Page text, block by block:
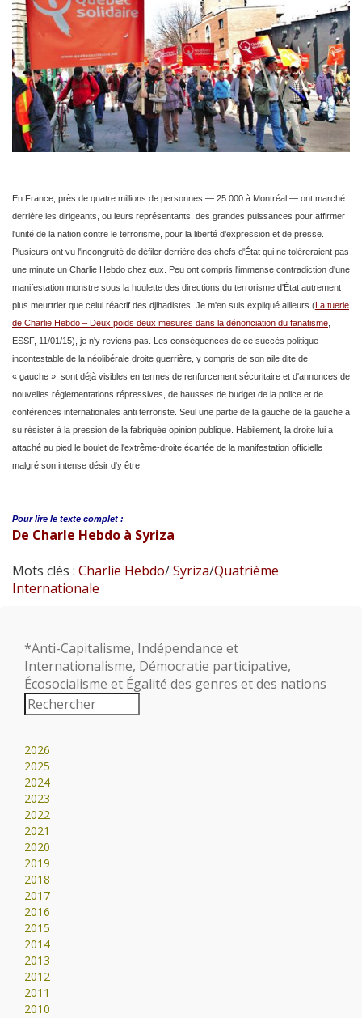
En France, près de quatre millions de personnes — 25 000 à Montréal — ont marché
derrière les dirigeants, ou leurs représentants, des grandes puissances pour affirmer
l'unité de la nation contre le terrorisme, pour la liberté d'expression et de presse.
Plusieurs ont vu l'incongruité de défiler derrière des chefs d'État qui ne toléreraient pas
une minute un Charlie Hebdo chez eux. Peu ont compris l'immense contradiction d'une
manifestation monstre sous la houlette des directions du terrorisme d'État autrement
plus meurtrier que celui réactif des djihadistes. Je m'en suis expliqué ailleurs (La tuerie
de Charlie Hebdo – Deux poids deux mesures dans la dénonciation du fanatisme
ESSF, 11/01/15), je n'y reviens pas. Les conséquences de ce succès politique
incontestable de la néolibérale droite guerrière, y compris de son aile dite de
« gauche », sont déjà visibles en termes de renforcement sécuritaire et d'annonces de
nouvelles réglementations répressives, de hausses de budget de la police et de
conférences internationales anti terroriste. Seul une partie de la gauche de la gauche a
su résister à la pression de la fabriquée opinion publique. Habilement, la droite lui a
attaché au pied le boulet de l'extrême-droite écartée de la manifestation officielle
malgré son intense désir d'y être.
Pour lire le texte complet :
De Charle Hebdo à Syriza
Mots clés : Charlie Hebdo/Syriza/Quatrième
Internationale
*Anti-Capitalisme, Indépendance et
Internationalisme, Démocratie participative,
Écosocialisme et Égalité des genres et des nations
2026
2025
2024
2023
2022
2021
2020
2019
2018
2017
2016
2015
2014
2013
2012
2011
2010